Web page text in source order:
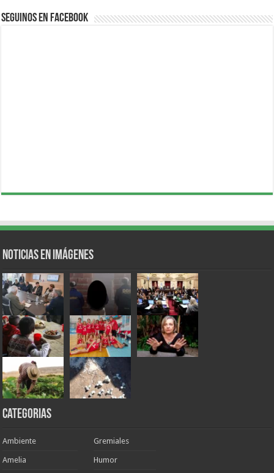
Seguinos en Facebook
Noticias en Imágenes
Categorias
Ambiente
Amelia
Gremiales
Humor